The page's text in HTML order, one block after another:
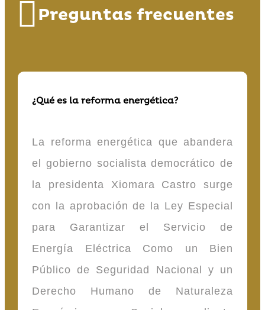
Preguntas frecuentes
¿Qué es la reforma energética?
La reforma energética que abandera
el gobierno socialista democrático de
la presidenta Xiomara Castro surge
con la aprobación de la Ley Especial
para Garantizar el Servicio de
Energía Eléctrica Como un Bien
Público de Seguridad Nacional y un
Derecho Humano de Naturaleza